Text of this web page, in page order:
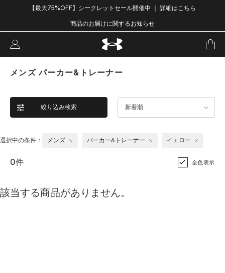
【最大75%OFF】シークレットセール開催中 ｜ 詳細はこちら
商品のお届けに関するお知らせ
メンズ パーカー&トレーナー
絞り込み検索 新着順
選択中の条件： メンズ パーカー&トレーナー イエロー
0件 全色表示
該当する商品がありません。